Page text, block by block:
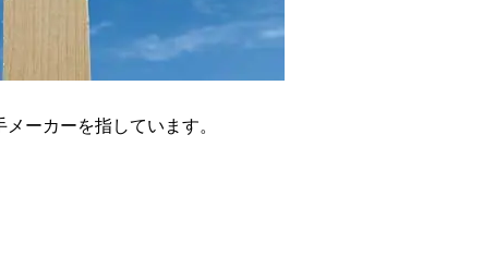
ーカーを指しています。